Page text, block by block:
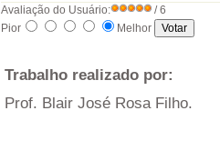
Avaliação do Usuário:
/ 6
Pior
Melhor
Trabalho realizado por:
Prof. Blair José Rosa Filho.